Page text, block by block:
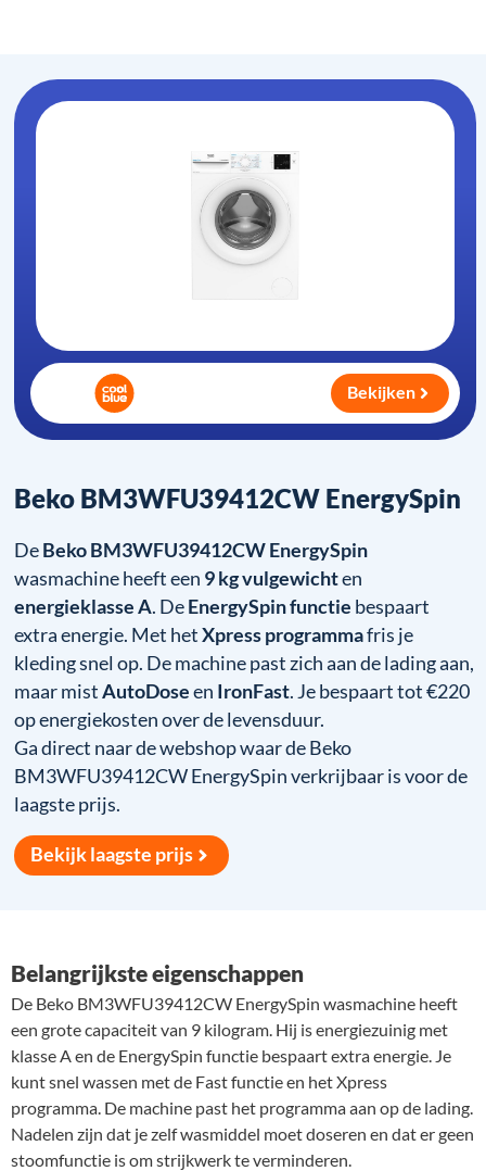
Beko BM3WFU39412CW EnergySpin
DeBeko BM3WFU39412CW EnergySpin
wasmachine heeft een 9 kg vulgewichten
energieklasse A. DeEnergySpin functie bespaart
extra energie. Met hetXpress programmafris je
kleding snel op. De machine past zich aan de lading aan,
maar mistAutoDoseen IronFast. Je bespaart tot €220
op energiekosten over de levensduur.
Ga direct naar de webshop waar de Beko
BM3WFU39412CW EnergySpin verkrijbaar is voor de
laagste prijs.
Bekijk laagste prijs
Bekijken
Belangrijkste eigenschappen
De Beko BM3WFU39412CW EnergySpin wasmachine heeft
een grote capaciteit van 9 kilogram. Hij is energiezuinig met
klasse A en de EnergySpin functie bespaart extra energie. Je
kunt snel wassen met de Fast functie en het Xpress
programma. De machine past het programma aan op de lading.
Nadelen zijn dat je zelf wasmiddel moet doseren en dat er geen
stoomfunctie is om strijkwerk te verminderen.